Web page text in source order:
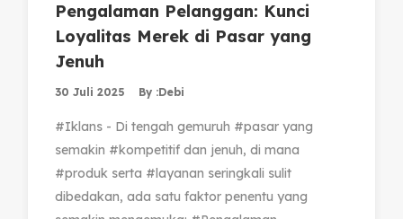
Pengalaman Pelanggan: Kunci
Loyalitas Merek di Pasar yang
Jenuh
30 Juli 2025 By :Debi
#Iklans - Di tengah gemuruh #pasar yang
semakin #kompetitif dan jenuh, di mana
#produk serta #layanan seringkali sulit
dibedakan, ada satu faktor penentu yang